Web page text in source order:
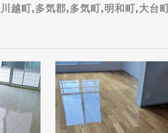
越町,多気郡,多気町,明和町,大台